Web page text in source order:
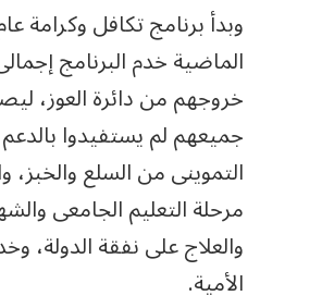
جميعهم لم يستفيدوا
التموينى من السلع
مرحلة التعليم الجامعى
والعلاج على نفقة الدولة،
الأمية.